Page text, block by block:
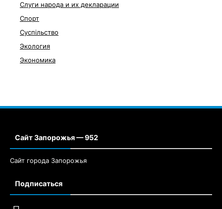
Слуги народа и их декларации
Спорт
Суспільство
Экология
Экономика
Сайт Запорожья — 952
Сайт города Запорожья
Подписаться